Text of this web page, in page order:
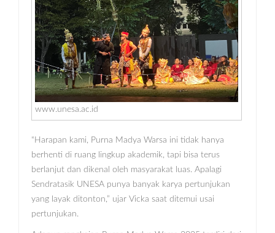
www.unesa.ac.id
“Harapan kami, Purna Madya Warsa ini tidak hanya
berhenti di ruang lingkup akademik, tapi bisa terus
berlanjut dan dikenal oleh masyarakat luas. Apalagi
Sendratasik UNESA punya banyak karya pertunjukan
yang layak ditonton,” ujar Vicka saat ditemui usai
pertunjukan.